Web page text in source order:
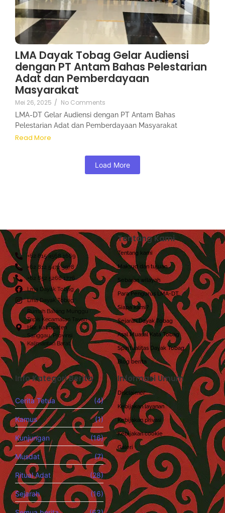
LMA Dayak Tobag Gelar Audiensi
dengan PT Antam Bahas Pelestarian
Adat dan Pemberdayaan
Masyarakat
Mei 26, 2025 / No Comments
LMA-DT Gelar Audiensi dengan PT Antam Bahas
Pelestarian Adat dan Pemberdayaan Masyarakat
Read More
Load More
+62 815 4568 1669
+62 812 5472 3978
+62 852 5268 1776
Lma Dayak Tobag
Lma Dayak Tobag
Rumah Batang Munggu
Tapis Kecamatan Tayan
Hilir, Kabupaten
Sanggau, Provinsi
Kalimantan Barat.
Tentang Kami
Tentang kami
Maksud dan tujuan
Sebaran wilayah
Para Pengurus LMA-DT
Siapa kami?
Sejarah Dayak Tobag
Asal Muasal Kata Tobag
Spiritualitas Dayak Tobag
Blog berita
Info Kategori Berita
Cerita Tetua (4)
Kamus (1)
Kunjungan (16)
Musdat (7)
Ritual Adat (28)
Sejarah (16)
Informasi Umum
Disclaimer
Kebijakan layanan
Kebijakan privasi
Kebijakan cookie
Galeri